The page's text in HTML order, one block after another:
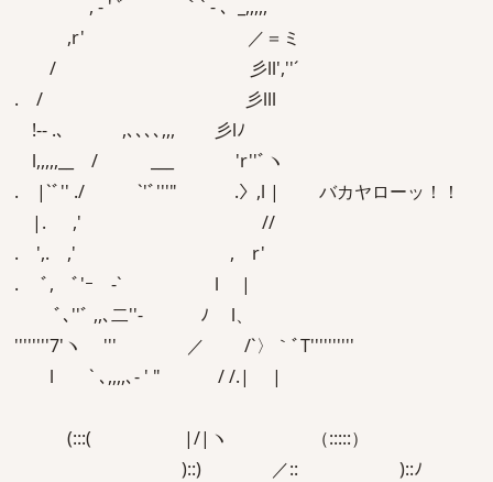
, - ' ﾞ ｀` ‐ 、_,,,,,
,r' ／＝ミ
/ 彡ll',''´
. / 彡lll
!-- .､ ,､､､､,,, 彡lﾉ
l,,,,,__ / ___ 'r''ﾞヽ
. |`ﾞ'' ./ `'ﾞ'''" .〉,l | バカヤローッ！！
|. ,' //
. ',. ,' , r'
. ﾞ, ﾞ'ｰ ‐` l |
ﾞ､''ﾞ ,,､二''‐ ﾉ l、
''''''''7'ヽ ''' ／ /`〉｀ﾞT''''''''''
l ` ､,,,,､- ' " / /.| |
(:::( |/|ヽ （:::::）
)::) ／:: ゝ )::ﾉ